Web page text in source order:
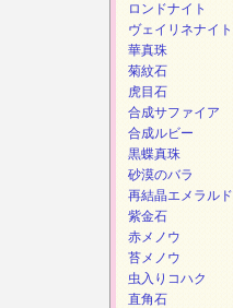
ロンドナイト
ヴェイリネナイト
華真珠
菊紋石
虎目石
合成サファイア
合成ルビー
黒蝶真珠
砂漠のバラ
再結晶エメラルド
紫金石
赤メノウ
苔メノウ
虫入りコハク
直角石